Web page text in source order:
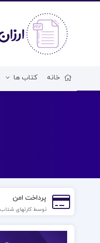
خانه کتاب ها
پرداخت امن
توسط کارتهای شتاب